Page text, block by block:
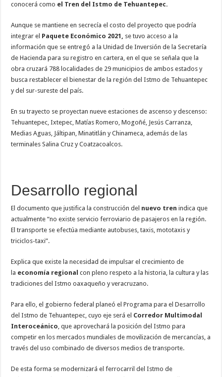
conocerá como el Tren del Istmo de Tehuantepec.
Aunque se mantiene en secrecía el costo del proyecto que podría
integrar el Paquete Económico 2021, se tuvo acceso a la
información que se entregó a la Unidad de Inversión de la Secretaría
de Hacienda para su registro en cartera, en el que se señala que la
obra cruzará 788 localidades de 29 municipios de ambos estados y
busca restablecer el bienestar de la región del Istmo de Tehuantepec
y del sur-sureste del país.
En su trayecto se proyectan nueve estaciones de ascenso y descenso:
Tehuantepec, Ixtepec, Matías Romero, Mogoñé, Jesús Carranza,
Medias Aguas, Jáltipan, Minatitlán y Chinameca, además de las
terminales Salina Cruz y Coatzacoalcos.
Desarrollo regional
El documento que justifica la construcción del nuevo trenindica que
actualmente “no existe servicio ferroviario de pasajeros en la región.
El transporte se efectúa mediante autobuses, taxis, mototaxis y
triciclos-taxi”.
Explica que existe la necesidad de impulsar el crecimiento de
la economía regionalcon pleno respeto a la historia, la cultura y las
tradiciones del Istmo oaxaqueño y veracruzano.
Para ello, el gobierno federal planeó el Programa para el Desarrollo
del Istmo de Tehuantepec, cuyo eje será el Corredor Multimodal
Interoceánico, que aprovechará la posición del Istmo para
competir en los mercados mundiales de movilización de mercancías, a
través del uso combinado de diversos medios de transporte.
De esta forma se modernizará el ferrocarril del Istmo de